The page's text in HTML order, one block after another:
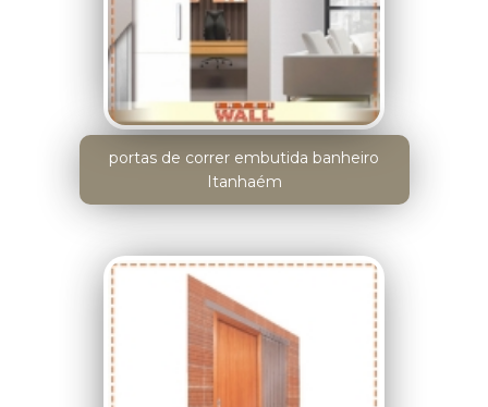
portas de correr embutida banheiro
Itanhaém